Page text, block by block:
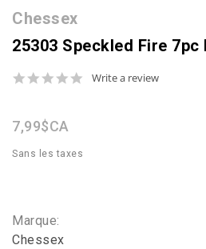
Chessex
25303 Speckled Fire 7pc
0.0
Write a review
7,99$CA
Sans les taxes
Marque:
Chessex